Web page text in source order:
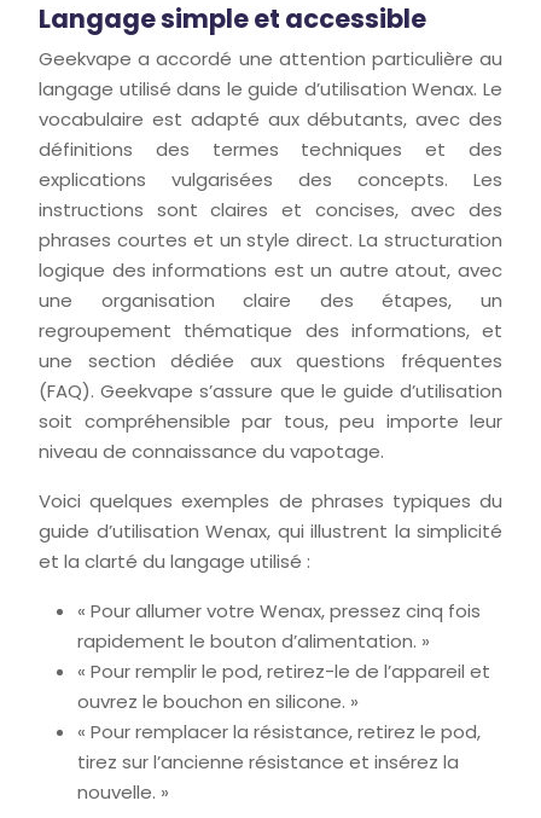
Langage simple et accessible
Geekvape a accordé une attention particulière au
langage utilisé dans le guide d’utilisation Wenax. Le
vocabulaire est adapté aux débutants, avec des
définitions des termes techniques et des
explications vulgarisées des concepts. Les
instructions sont claires et concises, avec des
phrases courtes et un style direct. La structuration
logique des informations est un autre atout, avec
une organisation claire des étapes, un
regroupement thématique des informations, et
une section dédiée aux questions fréquentes
(FAQ). Geekvape s’assure que le guide d’utilisation
soit compréhensible par tous, peu importe leur
niveau de connaissance du vapotage.
Voici quelques exemples de phrases typiques du
guide d’utilisation Wenax, qui illustrent la simplicité
et la clarté du langage utilisé :
« Pour allumer votre Wenax, pressez cinq fois
rapidement le bouton d’alimentation. »
« Pour remplir le pod, retirez-le de l’appareil et
ouvrez le bouchon en silicone. »
« Pour remplacer la résistance, retirez le pod,
tirez sur l’ancienne résistance et insérez la
nouvelle. »